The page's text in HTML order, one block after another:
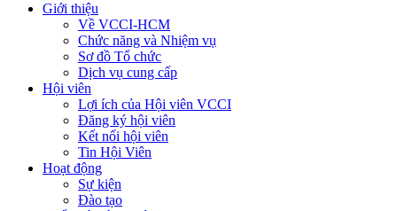
Giới thiệu
Về VCCI-HCM
Chức năng và Nhiệm vụ
Sơ đồ Tổ chức
Dịch vụ cung cấp
Hội viên
Lợi ích của Hội viên VCCI
Đăng ký hội viên
Kết nối hội viên
Tin Hội Viên
Hoạt động
Sự kiện
Đào tạo